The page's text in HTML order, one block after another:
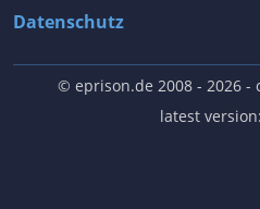
Datenschutz
© eprison.de 2008 - 2026-
latest